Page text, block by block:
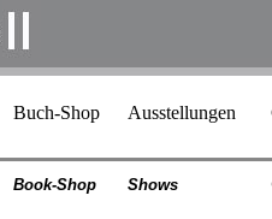
Buch-Shop Ausstellungen
Book-Shop Shows